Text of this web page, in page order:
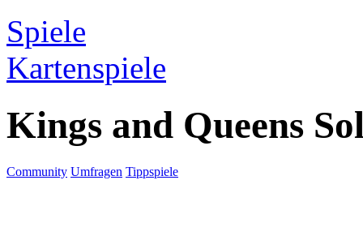
Spiele
Kartenspiele
Kings and Queens
Community Umfragen Tippspiele